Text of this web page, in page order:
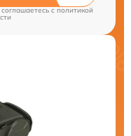
cполитикой